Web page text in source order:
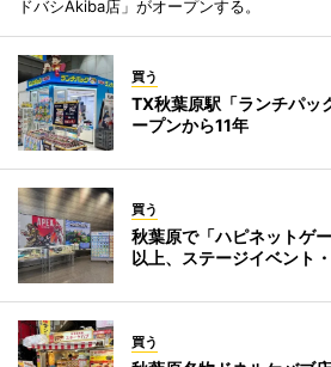
ドバシAkiba店」がオープンする。
買う
TX秋葉原駅「ランチパ
ープンから11年
買う
秋葉原で「ハピネット
以上、ステージイベント
買う